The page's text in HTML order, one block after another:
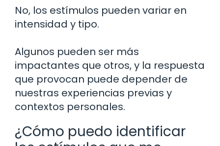
No, los estímulos pueden variar en
intensidad y tipo.
Algunos pueden ser más
impactantes que otros, y la respuesta
que provocan puede depender de
nuestras experiencias previas y
contextos personales.
¿Cómo puedo identificar